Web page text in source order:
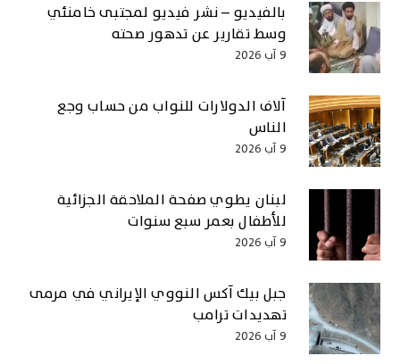
بالفيديو – نشر فيديو لمجتبى خامنئي
وسط تقارير عن تدهور صحته
9 آب 2026
آلاف الدولارات للنواب من حساب وجع
الناس
9 آب 2026
لبنان يطوي صفحة الملاحقة الجزائية
للأطفال بعمر سبع سنوات
9 آب 2026
جبل بيك آكس النووي الإيراني في مرمى
تهديدات ترامب
9 آب 2026